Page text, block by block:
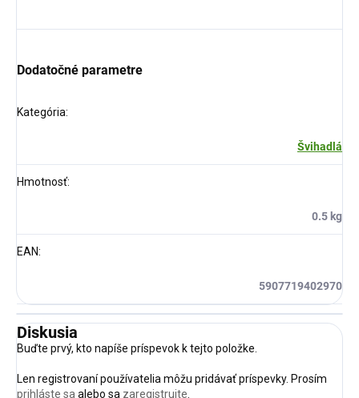
Dodatočné parametre
Kategória:
Švihadlá
Hmotnosť:
0.5 kg
EAN:
5907719402970
Diskusia
Buďte prvý, kto napíše príspevok k tejto položke.
Len registrovaní používatelia môžu pridávať príspevky. Prosím
prihláste sa alebo sa zaregistrujte